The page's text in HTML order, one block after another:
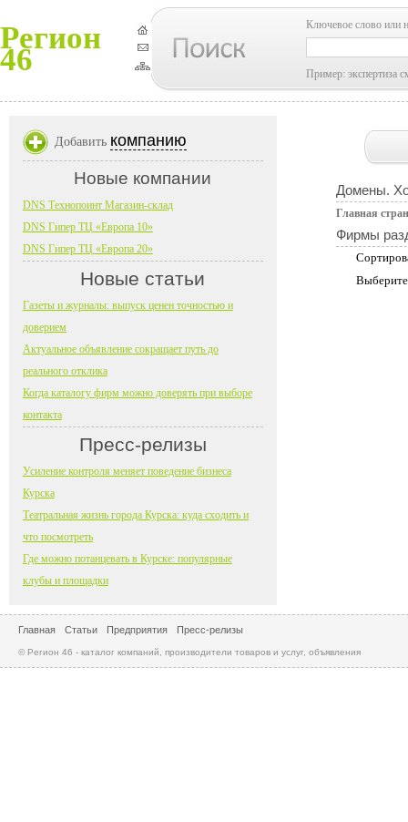
Регион
46
Ключевое слово или
Пример: экспертиза
Домены.
Главная
Фирмы
Добавить компанию
Новые компании
DNS Технопоинт Магазин-склад
DNS Гипер ТЦ «Европа 10»
DNS Гипер ТЦ «Европа 20»
Новые статьи
Газеты и журналы: выпуск ценен точностью и
доверием
Актуальное объявление сокращает путь до
реального отклика
Когда каталогу фирм можно доверять при выборе
контакта
Пресс-релизы
Усиление контроля меняет поведение бизнеса
Курска
Театральная жизнь города Курска: куда сходить и
что посмотреть
Где можно потанцевать в Курске: популярные
клубы и площадки
Главная Статьи Предприятия Пресс-релизы
© Регион 46 - каталог компаний, производители товаров и услуг, объявления